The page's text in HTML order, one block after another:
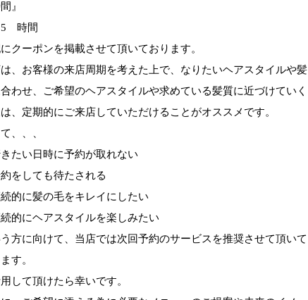
時間』
間
クーポンを掲載させて頂いております。
、お客様の来店周期を考えた上で、なりたいヘアスタイルや髪
わせ、ご希望のヘアスタイルや求めている髪質に近づけていく
、定期的にご来店していただけることがオススメです。
、、、
きたい日時に予約が取れない
約をしても待たされる
続的に髪の毛をキレイにしたい
続的にヘアスタイルを楽しみたい
方に向けて、当店では次回予約のサービスを推奨させて頂いて
す。
して頂けたら幸いです。